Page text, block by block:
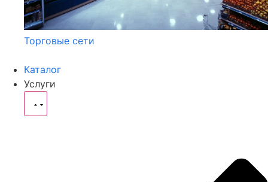
Торговые сети
Каталог
Услуги